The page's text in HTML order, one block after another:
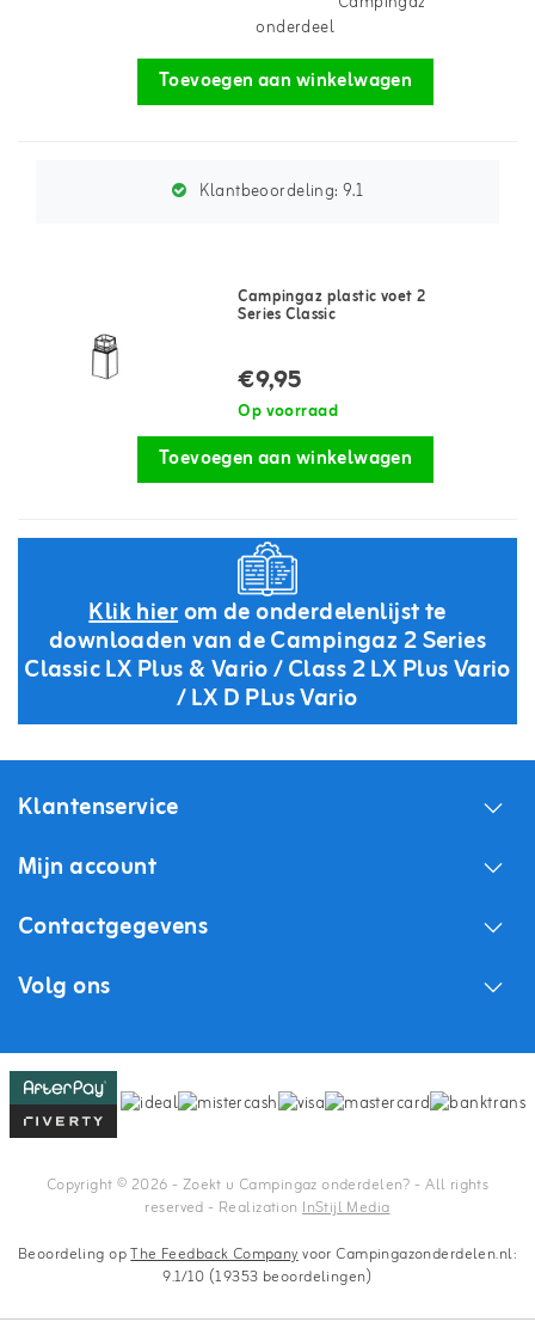
onderdeel
Toevoegen aan winkelwagen
Klantbeoordeling:9.1
Campingaz plastic voet 2
Series Classic
€9,95
Op voorraad
Toevoegen aan winkelwagen
Klik hierom de onderdelenlijst te
downloaden van de Campingaz 2 Series
Classic LX Plus & Vario / Class 2 LX Plus Vario
/ LX D PLus Vario
Klantenservice
Mijn account
Contactgegevens
Volg ons
Copyright © 2026 - Zoekt u Campingaz onderdelen? - All rights
reserved - RealizationInStijl Media
Beoordeling opThe Feedback Companyvoor Campingazonderdelen.nl:
9.1/10 (19353 beoordelingen)